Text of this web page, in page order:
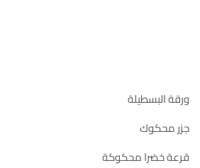
ورقة البسطيلة
جزر محكوك
قرعة خضرا محكوكة